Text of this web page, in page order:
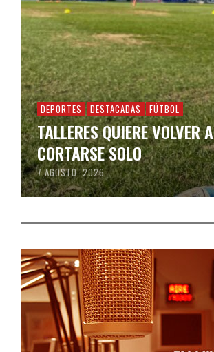
DEPORTES DESTACADAS FÚTBOL
TALLERES QUIERE VOLVER A
CORTARSE SOLO
7 AGOSTO, 2026